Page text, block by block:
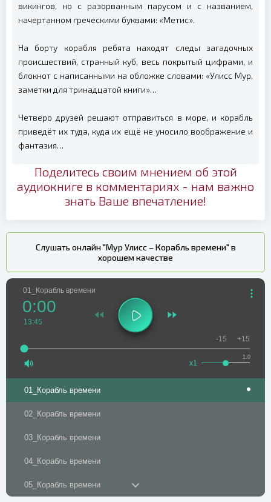
викингов, но с разорванным парусом и с названием,
начертанном греческими буквами: «Метис».
На борту корабля ребята находят следы загадочных
происшествий, странный куб, весь покрытый цифрами, и
блокнот с написанными на обложке словами: «Улисс Мур,
заметки для тринадцатой книги»…
Четверо друзей решают отправиться в море, и корабль
приведёт их туда, куда их ещё не уносило воображение и
фантазия…
Поделитесь своим мнением об этой
аудиокниге в комментариях - нам важно
знать Ваше впечатление!
Слушать онлайн "Мур Улисс – Корабль времени" в
хорошем качестве
01_Корабль времени
0:00
13:45
1.0
x1
-15 +15
01_Корабль времени
02_Корабль времени
03_Корабль времени
04_Корабль времени
05_Корабль времени